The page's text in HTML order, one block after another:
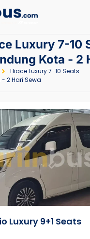
Luxury 7-10
Kota - 2
Hiace Luxury 7-10 Seats
2 Hari Sewa
Luxury 9+1 Seats